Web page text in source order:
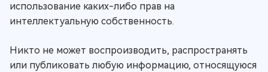
использование каких-либо прав на
интеллектуальную собственность.
Никто не может воспроизводить, распространять
или публиковать любую информацию, относящуюся